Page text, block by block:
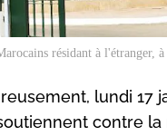
résidant à l'étranger,
lundi 17
contre la